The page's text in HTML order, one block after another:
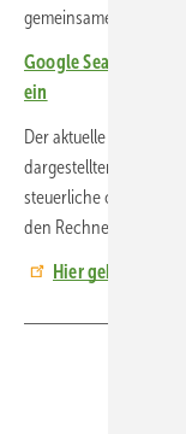
gemeinsamen Pool
Google Search: So
ein
Der aktuelle Rechner
dargestellten Werte
steuerliche oder
den Rechner bei
Hier geht es zum